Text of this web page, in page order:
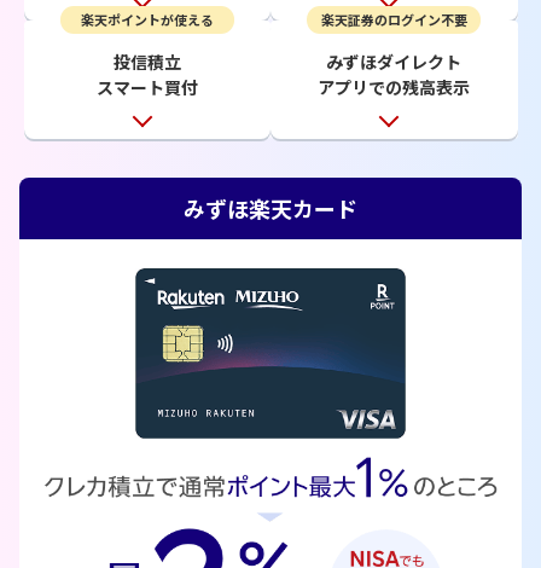
楽天ポイントが使える
投信積立
スマート買付
楽天証券のログイン不要
みずほダイレクト
アプリでの残高表示
みずほ楽天カード